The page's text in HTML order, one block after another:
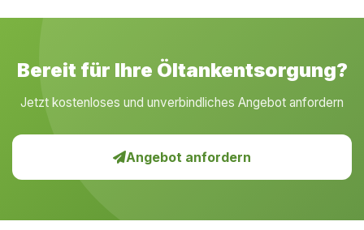
Bereit für Ihre Öltankentsorgung?
Jetzt kostenloses und unverbindliches Angebot anfordern
Angebot anfordern